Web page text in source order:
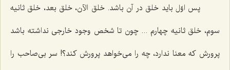
پس اوّل باید خلق در آن باشد. خلق الآن، خلق بعد، خلق ثانیه
سوم، خلق ثانیه چهارم ... چون تا شخص وجود خارجی نداشته باشد
پرورش كه معنا ندارد، چه را می‌خواهد پرورش كند؟! سر بی‌صاحب را